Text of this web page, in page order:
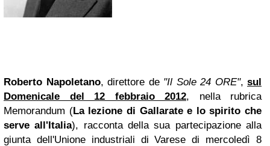
Roberto Napoletano, direttore de "Il Sole 24 ORE", sul
Domenicale del 12 febbraio 2012, nella rubrica
Memorandum (La lezione di Gallarate e lo spirito che
serve all'Italia), racconta della sua partecipazione alla
giunta dell'Unione industriali di Varese di mercoledì 8